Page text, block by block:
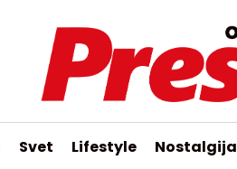
Svet Lifestyle Nostalgija